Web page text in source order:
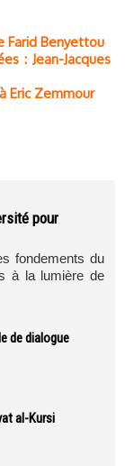
Farid Benyettou
: Jean-Jacques
Eric Zemmour
pour
fondements du
à la lumière de
de dialogue
al-Kursi